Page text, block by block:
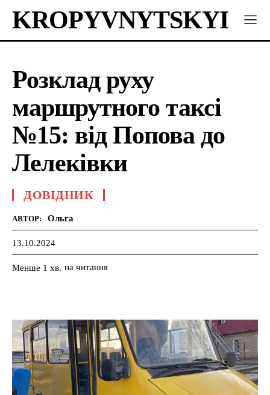
KROPYVNYTSKYI
Розклад руху
маршрутного таксі
№15: від Попова до
Лелеківки
ДОВІДНИК
АВТОР: Ольга
13.10.2024
Менше 1 хв. на читання